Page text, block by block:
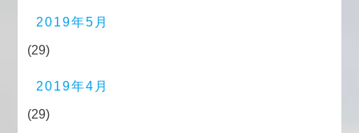
2019年5月
(29)
2019年4月
(29)